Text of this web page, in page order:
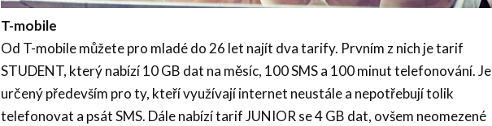
T-mobile
Od T-mobile můžete pro mladé do 26 let najít dva tarify. Prvním z nich je tarif
STUDENT, který nabízí 10 GB dat na měsíc, 100 SMS a 100 minut telefonování. Je
určený především pro ty, kteří využívají internet neustále a nepotřebují tolik
telefonovat a psát SMS. Dále nabízí tarif JUNIOR se 4 GB dat, ovšem neomezené